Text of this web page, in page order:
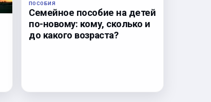
ПОСОБИЯ
Семейное пособие на детей
по-новому: кому, сколько и
до какого возраста?